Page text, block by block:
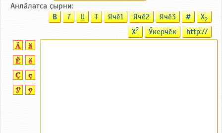
Анлӑлатса ҫырни:
B T U T Ячӗ1 Ячӗ2 Ячӗ3 # X2
X2 Ӳкерчӗк http://